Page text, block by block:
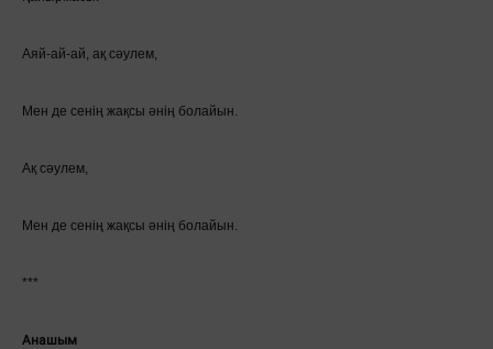
Аяй-ай-ай, ақ сәулем,
Мен де сенің жақсы әнің болайын.
Ақ сәулем,
Мен де сенің жақсы әнің болайын.
***
Анашым